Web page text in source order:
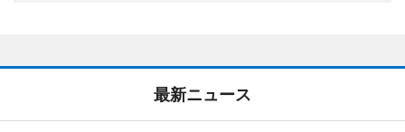
最新ニュース